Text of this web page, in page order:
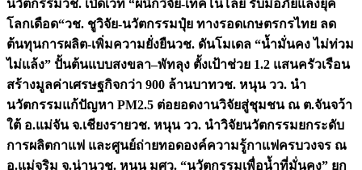
นวัตกรรมวช. เปิดเวที “ผนึกวิจัย-เทคโนโลยี รับมือภัยแล้งยุค
โลกเดือด“วช. ชูวิจัย-นวัตกรรมปุ๋ย ทางรอดเกษตรกรไทย ลด
ต้นทุนการผลิต-เพิ่มความยั่งยืนวช. ดันโมเดล “น้ำมั่นคง ไม่ท่วม
ไม่แล้ง” ปั้นต้นแบบสงขลา–พัทลุง ตั้งเป้าช่วย 1.2 แสนครัวเรือน
สร้างมูลค่าเศรษฐกิจกว่า 900 ล้านบาทวช. หนุน วว. นำ
นวัตกรรมแก้ปัญหา PM2.5 ต่อยอดงานวิจัยสู่ชุมชน ณ ต.จันจว้า
ใต้ อ.แม่จัน จ.เชียงรายวช. หนุน วว. นำวิจัยนวัตกรรมยกระดับ
การผลิตกาแฟ และศูนย์ถ่ายทอดองค์ความรู้กาแฟครบวงจร ณ
อ.แม่จริม จ.น่านวช. หนุน มศว. “นวัตกรรมเพื่อน้ำที่มั่นคง” ยก